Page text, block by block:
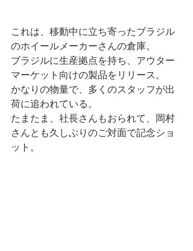
これは、移動中に立ち寄ったブラジル
のホイールメーカーさんの倉庫。
ブラジルに生産拠点を持ち、アウター
マーケット向けの製品をリリース。
かなりの物量で、多くのスタッフが出
荷に追われている。
たまたま、社長さんもおられて、岡村
さんとも久しぶりのご対面で記念ショ
ット。